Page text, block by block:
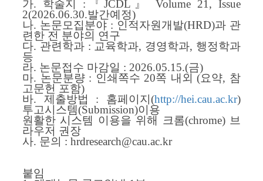
가. 학술지 :『JCDL』 Volume 21, Issue
2(2026.06.30.발간예정)
나. 논문모집분야 : 인적자원개발(HRD)과 관
련한 전 분야의 연구
다. 관련학과 : 교육학과, 경영학과, 행정학과
등
라. 논문접수 마감일 : 2026.05.15.(금)
마. 논문분량 : 인쇄쪽수 20쪽 내외 (요약, 참
고문헌 포함)
바. 제출방법 : 홈페이지(http://hei.cau.ac.kr)
투고시스템(Submission)이용
원활한 시스템 이용을 위해 크롬(chrome) 브
라우저 권장
사. 문의 : hrdresearch@cau.ac.kr
붙임